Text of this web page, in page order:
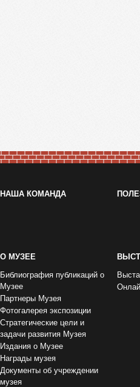
НАША КОМАНДА
О МУЗЕЕ
Библиография публикаций о
Музее
Партнеры Музея
Фотогалерея экспозиции
Стратегические цели и
задачи развития Музея
Издания о Музее
Награды музея
Документы об учреждении
музея